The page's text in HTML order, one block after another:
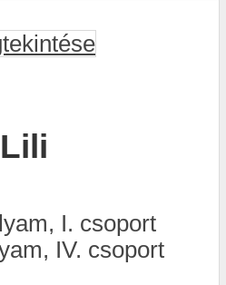
I. csoport
IV. csoport